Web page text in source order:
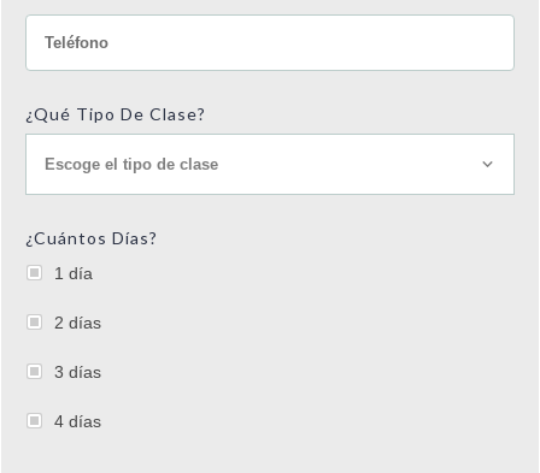
¿Qué Tipo De Clase?
Escoge el tipo de clase
¿Cuántos Días?
1 día
2 días
3 días
4 días